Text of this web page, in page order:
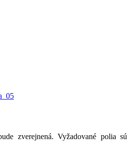
zverejnená. Vyžadované polia sú